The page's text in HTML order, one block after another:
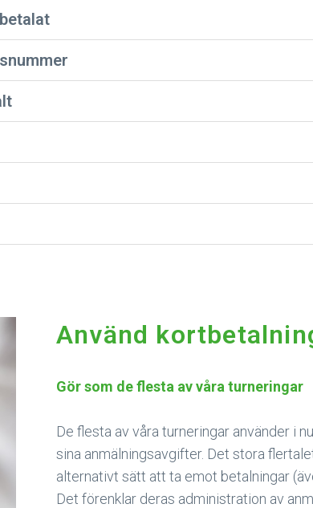
Använd
Gör som de flesta av våra turneringar
De flesta av våra turneringar använder i
sina anmälningsavgifter. Det stora
alternativt sätt att ta emot betalningar
Det förenklar deras administration av